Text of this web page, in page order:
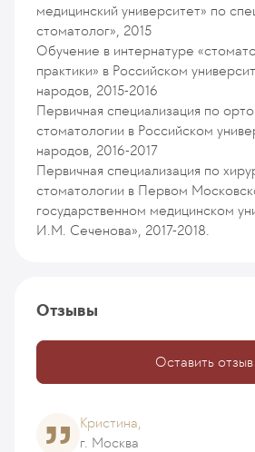
медицинский университет» по
стоматолог», 2015
Обучение в интернатуре
практики» в Российском
народов, 2015-2016
Первичная специализация по
стоматологии в Российском
народов, 2016-2017
Первичная специализация по
стоматологии в Первом
государственном медицинском
И.М. Сеченова», 2017-2018.
Отзывы
Оставить отзыв
Кристина,
г. Москва